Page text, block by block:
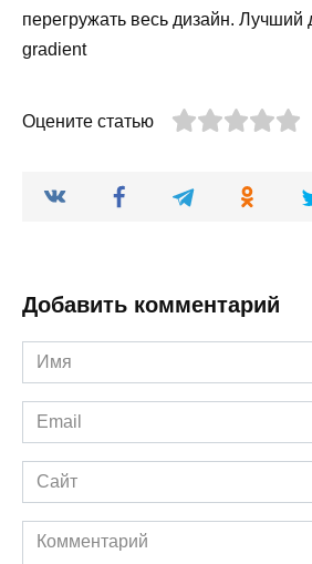
перегружать весь дизайн. Лучший
gradient
Оцените статью
Добавить комментарий
Имя
*
Email
*
Сайт
Комментарий